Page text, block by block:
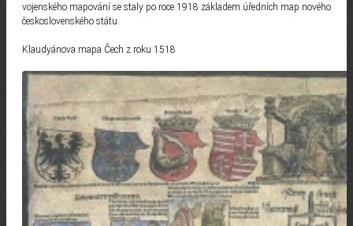
vojenského mapování se staly po roce 1918 základem úředních map nového
československého státu.
Klaudyánova mapa Čech z roku 1518